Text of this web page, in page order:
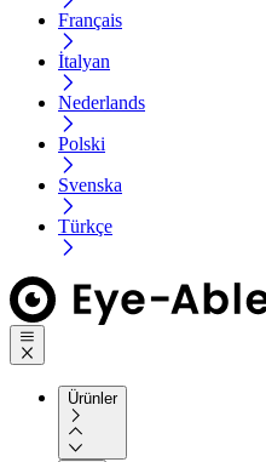
Français
İtalyan
Nederlands
Polski
Svenska
Türkçe
Ürünler